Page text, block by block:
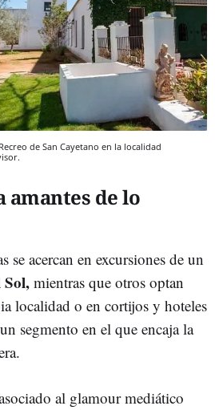
de San Cayetano en la localidad
amantes de lo
se acercan en excursiones de un
Sol,mientras que otros optan
localidad o en cortijos y hoteles
segmento en el que encaja la
al glamour mediático